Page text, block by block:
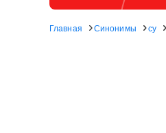
Главная Синонимы су